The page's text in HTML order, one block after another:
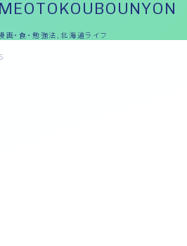
画・食・勉強法,北海道ライフ